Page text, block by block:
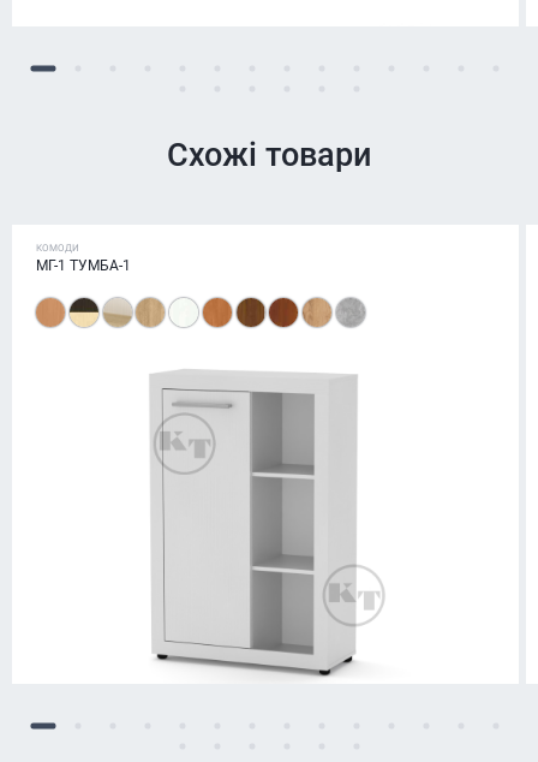
Схожі товари
КОМОДИ
МГ-1 ТУМБА-1